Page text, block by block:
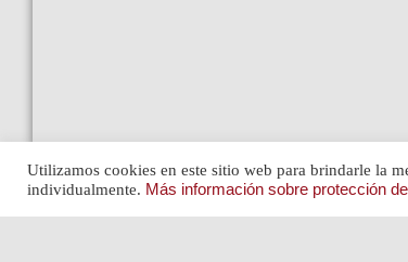
ALFA ROMEO GIULIA 1600 SPRINT
Utilizamos cookies en este sitio web para brindarle la
individualmente. Más información sobre protección